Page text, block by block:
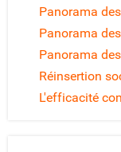
Panorama
Panorama
Panorama
Réinsertion
L'efficacité